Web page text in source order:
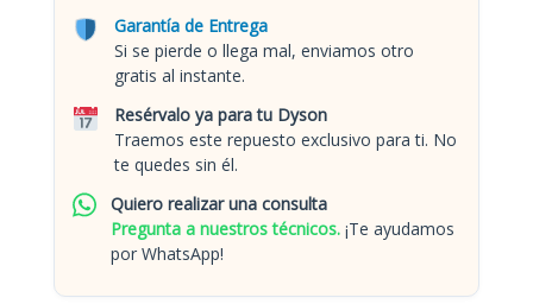
Garantía de Entrega
Si se pierde o llega mal, enviamos otro
gratis al instante.
Resérvalo ya para tu Dyson
Traemos este repuesto exclusivo para ti. No
te quedes sin él.
Quiero realizar una consulta
Pregunta a nuestros técnicos. ¡Te ayudamos
por WhatsApp!